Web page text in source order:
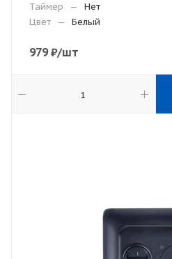
Таймер
—
Нет
Цвет
— Белый
979₽/шт